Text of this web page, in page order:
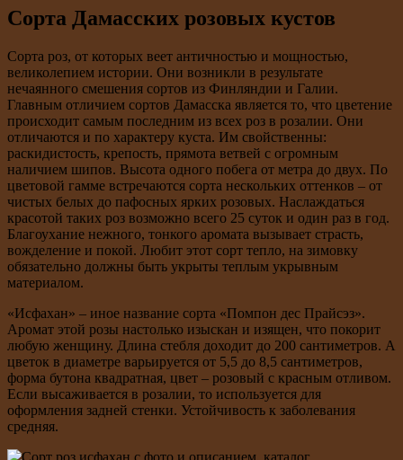
Сорта Дамасских розовых кустов
Сорта роз, от которых веет античностью и мощностью,
великолепием истории. Они возникли в результате
нечаянного смешения сортов из Финляндии и Галии.
Главным отличием сортов Дамасска является то, что цветение
происходит самым последним из всех роз в розалии. Они
отличаются и по характеру куста. Им свойственны:
раскидистость, крепость, прямота ветвей с огромным
наличием шипов. Высота одного побега от метра до двух. По
цветовой гамме встречаются сорта нескольких оттенков – от
чистых белых до пафосных ярких розовых. Наслаждаться
красотой таких роз возможно всего 25 суток и один раз в год.
Благоухание нежного, тонкого аромата вызывает страсть,
вожделение и покой. Любит этот сорт тепло, на зимовку
обязательно должны быть укрыты теплым укрывным
материалом.
«Исфахан» – иное название сорта «Помпон дес Прайсэз».
Аромат этой розы настолько изыскан и изящен, что покорит
любую женщину. Длина стебля доходит до 200 сантиметров. А
цветок в диаметре варьируется от 5,5 до 8,5 сантиметров,
форма бутона квадратная, цвет – розовый с красным отливом.
Если высаживается в розалии, то используется для
оформления задней стенки. Устойчивость к заболевания
средняя.